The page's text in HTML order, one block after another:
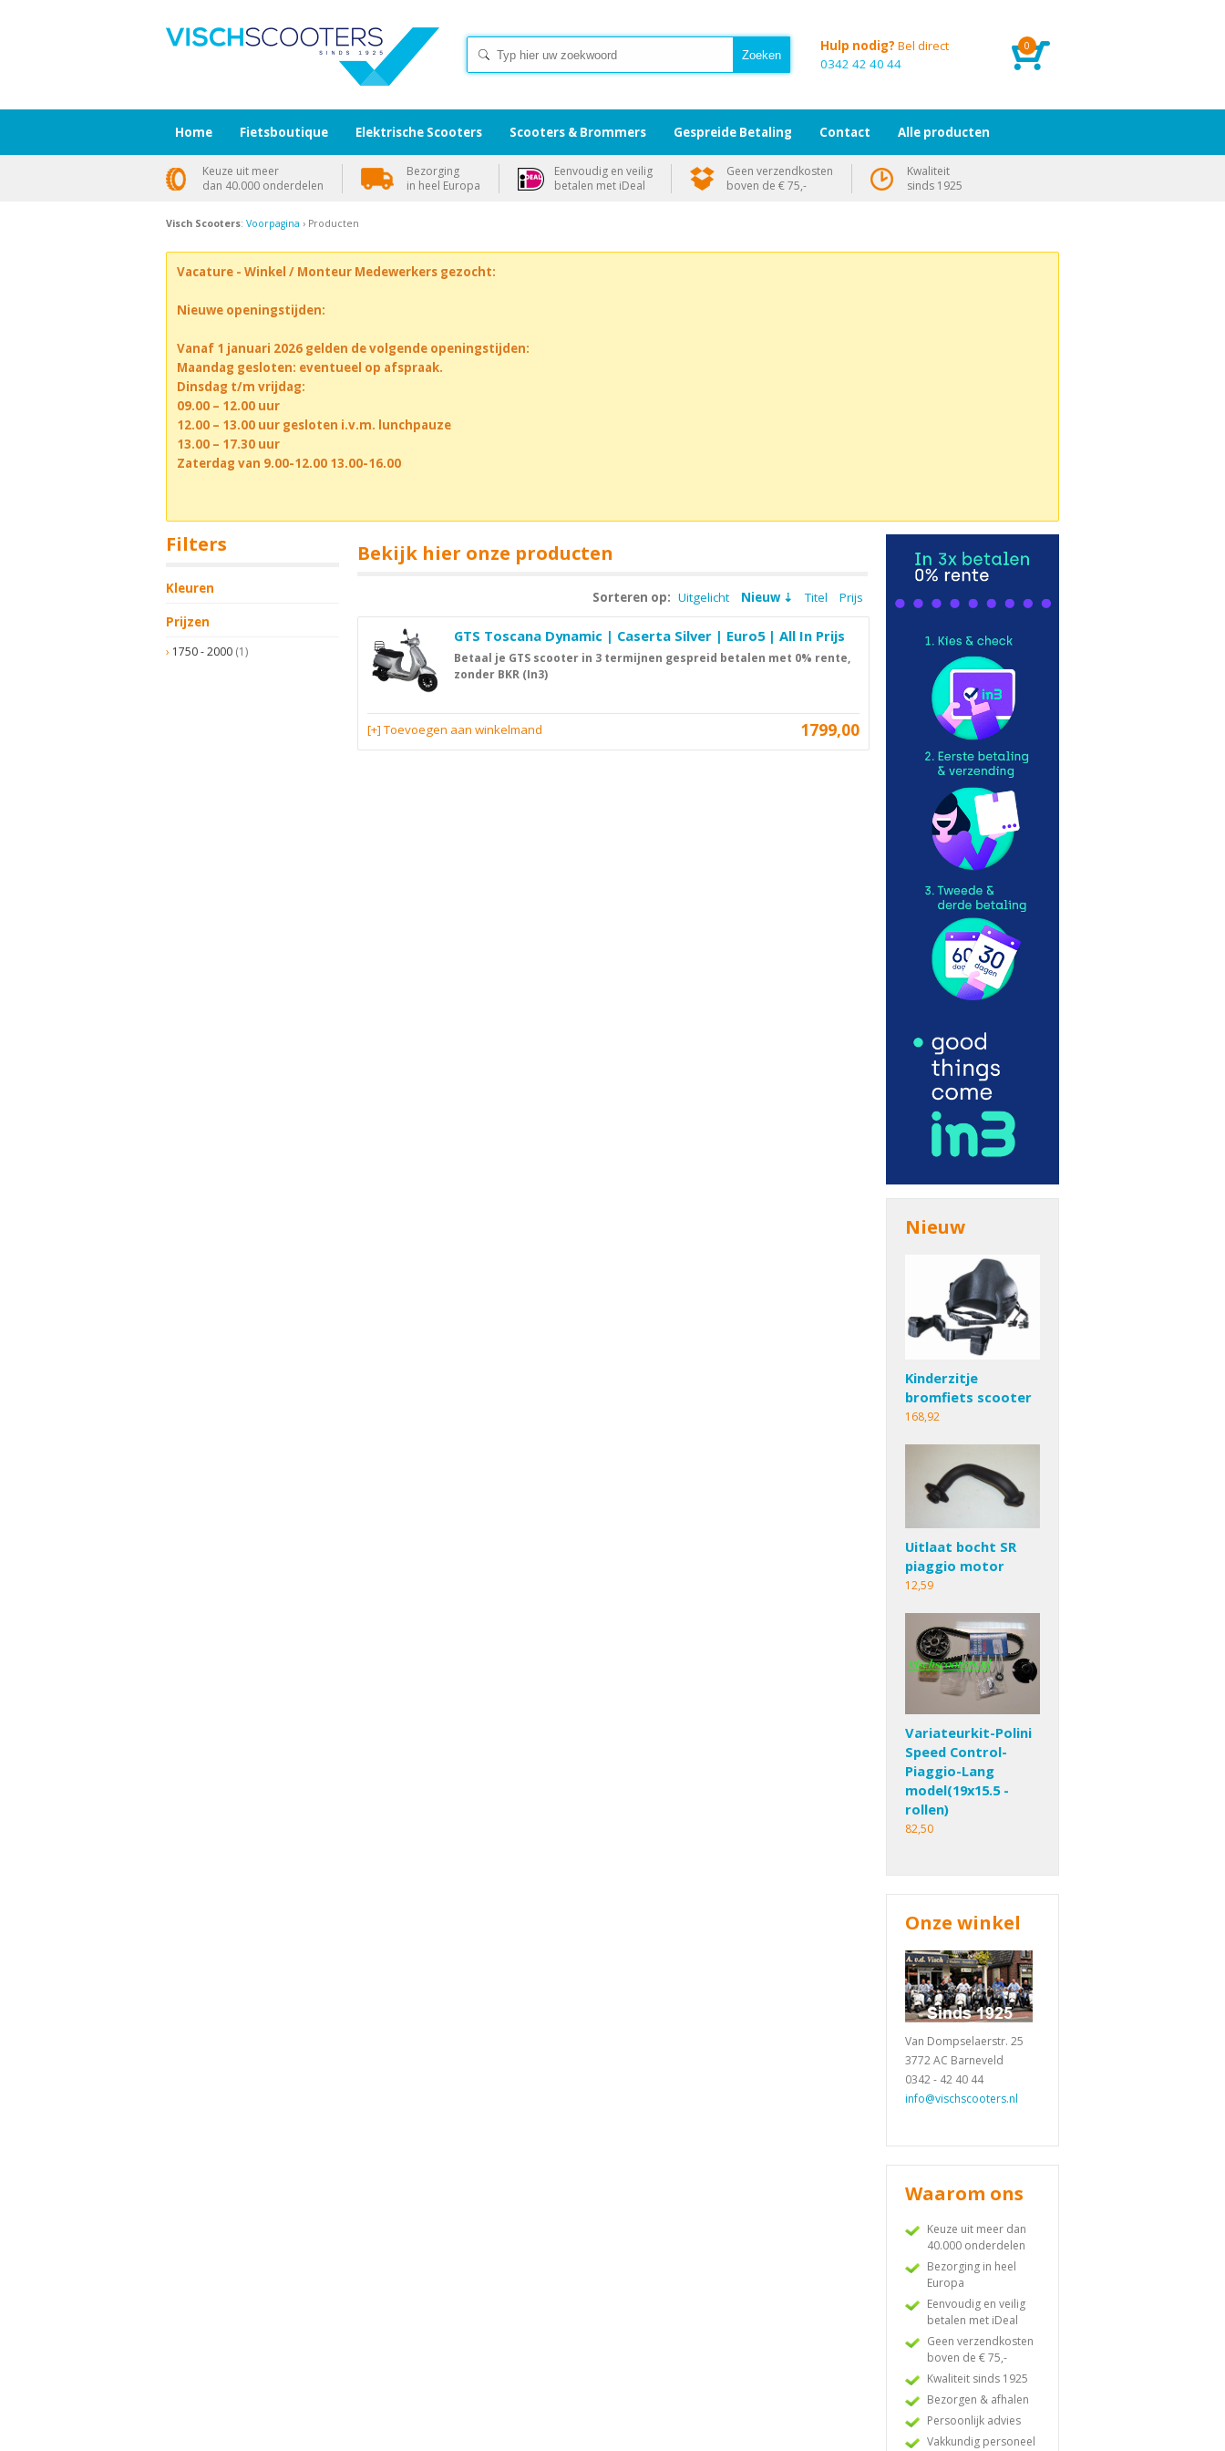
0
Hulp nodig? Bel direct
0342 42 40 44
Visch Scooters: Voorpagina › Producten
Vacature - Winkel / Monteur Medewerkers gezocht:
Nieuwe openingstijden:
Vanaf 1 januari 2026 gelden de volgende openingstijden:
Maandag gesloten: eventueel op afspraak.
Dinsdag t/m vrijdag:
09.00 – 12.00 uur
12.00 – 13.00 uur gesloten i.v.m. lunchpauze
13.00 – 17.30 uur
Zaterdag van 9.00-12.00 13.00-16.00
Filters
Kleuren
Prijzen
1750 - 2000 (1)
Bekijk hier onze producten
Sorteren op: Uitgelicht Nieuw Titel Prijs
GTS Toscana Dynamic | Caserta Silver | Euro5 | All In Prijs
Betaal je GTS scooter in 3 termijnen gespreid betalen met 0% rente,
zonder BKR (In3)
1799,00
[+] Toevoegen aan winkelmand
Nieuw
Kinderzitje
bromfiets scooter
168,92
Uitlaat bocht SR
piaggio motor
12,59
Variateurkit-Polini
Speed Control-
Piaggio-Lang
model(19x15.5 -
rollen)
82,50
Onze winkel
Van Dompselaerstr. 25
3772 AC Barneveld
0342 - 42 40 44
info@vischscooters.nl
Waarom ons
Keuze uit meer dan
40.000 onderdelen
Bezorging in heel
Europa
Eenvoudig en veilig
betalen met iDeal
Geen verzendkosten
boven de € 75,-
Kwaliteit sinds 1925
Bezorgen & afhalen
Persoonlijk advies
Vakkundig personeel
Home Fietsboutique Elektrische Scooters Scooters & Brommers Gespreide Betaling Contact Alle producten
Keuze uit meer
dan 40.000 onderdelen
Bezorging
in heel Europa
Eenvoudig en veilig
betalen met iDeal
Geen verzendkosten
boven de € 75,-
Kwaliteit
sinds 1925